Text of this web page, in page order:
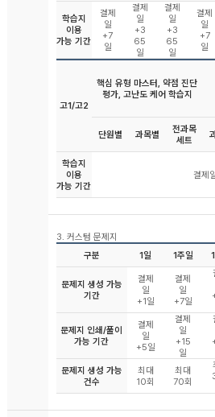
학습지
이용
가능 기간
결제
일
+7
일
결제
일
+3
65
일
결제
일
+3
65
일
결제
일
+7
일
고1/고2
핵심 유형 마스터, 약점 진단
평가, 고난도 케어 학습지
단원별 과목별
전과목
세트
학습지
이용
가능 기간
결제
3. 커스텀 문제지
구분
1일 1주일
문제지 생성 가능
기간
결제
일
+1일
결제
일
+7일
문제지 인쇄/풀이
가능 기간
결제
일
+5일
결제
일
+15
일
문제지 생성 가능
건수
최대
10회
최대
70회